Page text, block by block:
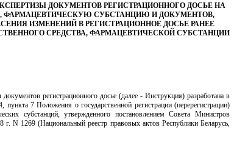
ДОКУМЕНТОВ РЕГИСТРАЦИОННОГО ДОСЬЕ НА
ФАРМАЦЕВТИЧЕСКУЮ СУБСТАНЦИЮ И ДОКУМЕНТОВ,
ИЗМЕНЕНИЙ В РЕГИСТРАЦИОННОЕ ДОСЬЕ РАНЕЕ
СРЕДСТВА, ФАРМАЦЕВТИЧЕСКОЙ СУБСТАНЦИИ
регистрационного досье (далее - Инструкция) разработана в
пункта 7 Положения о государственной регистрации (перерегистрации)
субстанций, утвержденного постановлением Совета Министров
г. N 1269 (Национальный реестр правовых актов Республики Беларусь,